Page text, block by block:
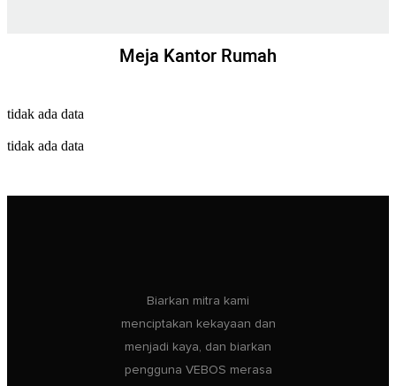
Meja Kantor Rumah
tidak ada data
tidak ada data
Biarkan mitra kami
menciptakan kekayaan dan
menjadi kaya, dan biarkan
pengguna VEBOS merasa